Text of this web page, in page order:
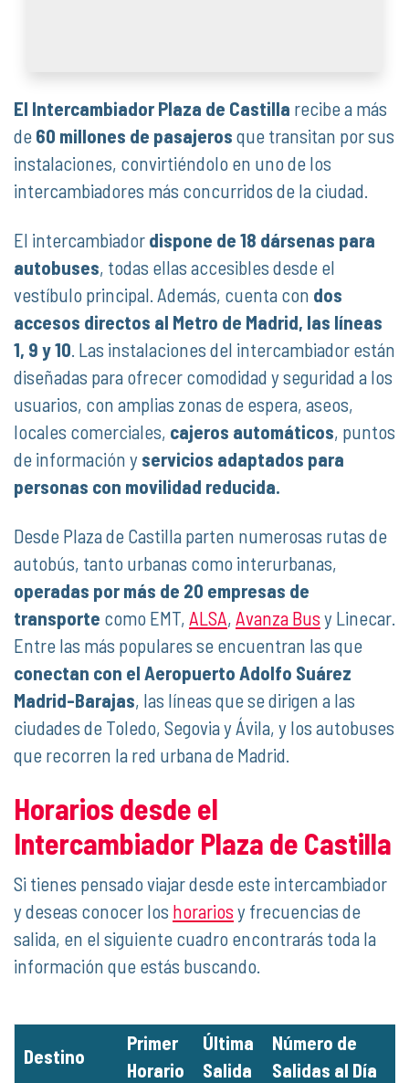
El Intercambiador Plaza de Castilla recibe a más
de 60 millones de pasajeros que transitan por sus
instalaciones, convirtiéndolo en uno de los
intercambiadores más concurridos de la ciudad.
El intercambiador dispone de 18 dársenas para
autobuses, todas ellas accesibles desde el
vestíbulo principal. Además, cuenta con dos
accesos directos al Metro de Madrid, las líneas
1, 9 y 10 . Las instalaciones del intercambiador están
diseñadas para ofrecer comodidad y seguridad a los
usuarios, con amplias zonas de espera, aseos,
locales comerciales, cajeros automáticos, puntos
de información y servicios adaptados para
personas con movilidad reducida.
Desde Plaza de Castilla parten numerosas rutas de
autobús, tanto urbanas como interurbanas,
operadas por más de 20 empresas de
transporte como EMT, ALSA, Avanza Bus y Linecar.
Entre las más populares se encuentran las que
conectan con el Aeropuerto Adolfo Suárez
Madrid-Barajas, las líneas que se dirigen a las
ciudades de Toledo, Segovia y Ávila, y los autobuses
que recorren la red urbana de Madrid.
Horarios desde el
Intercambiador Plaza de Castilla
Si tienes pensado viajar desde este intercambiador
y deseas conocer los horarios y frecuencias de
salida, en el siguiente cuadro encontrarás toda la
información que estás buscando.
Destino
Primer
Horario
Última
Salida
Número de
Salidas al Día